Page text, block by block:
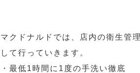
マクドナルドでは、店内の衛生管
して行っていきます。
・最低1時間に1度の手洗い徹底